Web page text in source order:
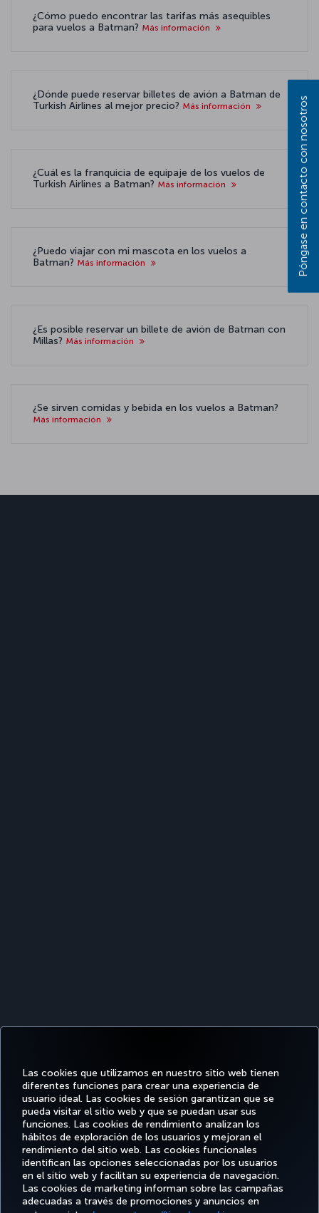
Las cookies que utilizamos en nuestro sitio web tienen
diferentes funciones para crear una experiencia de
usuario ideal. Las cookies de sesión garantizan que se
pueda visitar el sitio web y que se puedan usar sus
funciones. Las cookies de rendimiento analizan los
hábitos de exploración de los usuarios y mejoran el
rendimiento del sitio web. Las cookies funcionales
identifican las opciones seleccionadas por los usuarios
en el sitio web y facilitan su experiencia de navegación.
Las cookies de marketing informan sobre las campañas
adecuadas a través de promociones y anuncios en
¿Cómo puedo encontrar las tarifas más asequibles
para vuelos a Batman? Más información
¿Dónde puede reservar billetes de avión a Batman de
Turkish Airlines al mejor precio? Más información
¿Cuál es la franquicia de equipaje de los vuelos de
Turkish Airlines a Batman? Más información
¿Puedo viajar con mi mascota en los vuelos a
Batman? Más información
¿Es posible reservar un billete de avión de Batman con
Millas? Más información
¿Se sirven comidas y bebida en los vuelos a Batman?
Más información
Facebook
TwitterInstagram
YouTubeLinkedIn
TikTokBlog
RESERVE Y
GESTIONE
DISFRUTE
DE
OFERTAS
Y
DESTINOS
FAVORITOS
AYUDA
TURKISH
Póngase en contacto con nosotros